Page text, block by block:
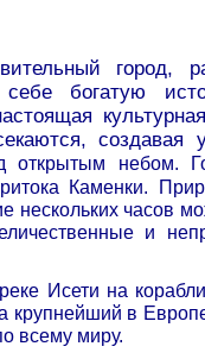
город,
себе богатую
создавая
открытым небом.
Каменки.
нескольких часов
и
Исети на
крупнейший в
всему миру.